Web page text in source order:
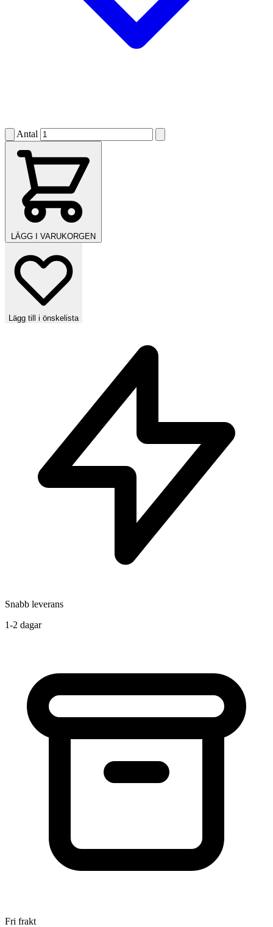
Antal
LÄGG I VARUKORGEN
Lägg till i önskelista
Snabb leverans
1-2 dagar
Fri frakt